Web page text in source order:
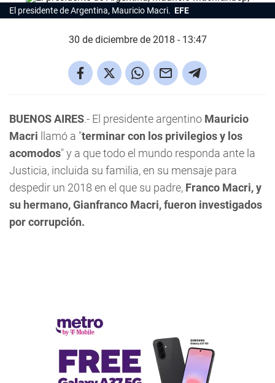
El presidente de Argentina, Mauricio Macri. EFE
30 de diciembre de 2018 - 13:47
BUENOS AIRES.- El presidente argentino Mauricio
Macri llamó a "terminar con los privilegios y los
acomodos" y a que todo el mundo responda ante la
Justicia, incluida su familia, en su mensaje para
despedir un 2018 en el que su padre, Franco Macri, y
su hermano, Gianfranco Macri, fueron investigados
por corrupción.